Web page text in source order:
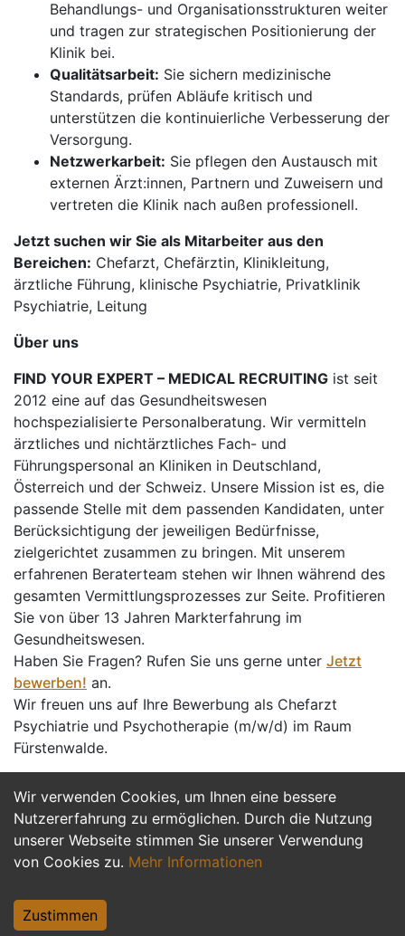
Wir verwenden Cookies, um Ihnen eine bessere
Nutzererfahrung zu ermöglichen. Durch die Nutzung
unserer Webseite stimmen Sie unserer Verwendung
von Cookies zu. Mehr Informationen
Zustimmen
Behandlungs- und Organisationsstrukturen weiter
und tragen zur strategischen Positionierung der
Klinik bei.
Qualitätsarbeit: Sie sichern medizinische
Standards, prüfen Abläufe kritisch und
unterstützen die kontinuierliche Verbesserung der
Versorgung.
Netzwerkarbeit: Sie pflegen den Austausch mit
externen Ärzt:innen, Partnern und Zuweisern und
vertreten die Klinik nach außen professionell.
Jetzt suchen wir Sie als Mitarbeiter aus den
Bereichen: Chefarzt, Chefärztin, Klinikleitung,
ärztliche Führung, klinische Psychiatrie, Privatklinik
Psychiatrie, Leitung
Über uns
FIND YOUR EXPERT – MEDICAL RECRUITING ist seit
2012 eine auf das Gesundheitswesen
hochspezialisierte Personalberatung. Wir vermitteln
ärztliches und nichtärztliches Fach- und
Führungspersonal an Kliniken in Deutschland,
Österreich und der Schweiz. Unsere Mission ist es, die
passende Stelle mit dem passenden Kandidaten, unter
Berücksichtigung der jeweiligen Bedürfnisse,
zielgerichtet zusammen zu bringen. Mit unserem
erfahrenen Beraterteam stehen wir Ihnen während des
gesamten Vermittlungsprozesses zur Seite. Profitieren
Sie von über 13 Jahren Markterfahrung im
Gesundheitswesen.
Haben Sie Fragen? Rufen Sie uns gerne unter Jetzt
bewerben! an.
Wir freuen uns auf Ihre Bewerbung als Chefarzt
Psychiatrie und Psychotherapie (m/w/d) im Raum
Fürstenwalde.
Jetzt Bewerben